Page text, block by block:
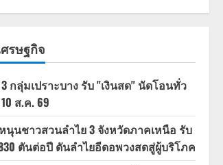
รษฐกิจ
3 กลุ่มเปราะบาง รับ "เงินสด" นัดโอนทั่ว
ส.ค. 69
หนุนชาวสวนลำไย 3 จังหวัดภาคเหนือ รับ
ตันต่อปี ดันลำไยอีดอพวงสดสู่ผู้บริโภค